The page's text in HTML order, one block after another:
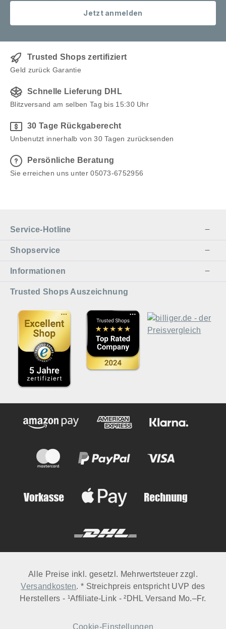
Jetzt anmelden
Trusted Shops zertifiziert
Geld zurück Garantie
Schnelle Lieferung DHL
Blitzversand am selben Tag bis 15:30 Uhr
30 Tage Rückgaberecht
Unbenutzt innerhalb von 30 Tagen zurücksenden
Persönliche Beratung
Sie erreichen uns unter 05073-6752956
Service-Hotline
Shopservice
Informationen
Trusted Shops Auszeichnung
Alle Preise inkl. gesetzl. Mehrwertsteuer zzgl.
Versandkosten. * Streichpreis entspricht UVP des
Herstellers - ¹Affiliate-Link - ²DHL Versand Mo.–Fr.
Cookie-Einstellungen